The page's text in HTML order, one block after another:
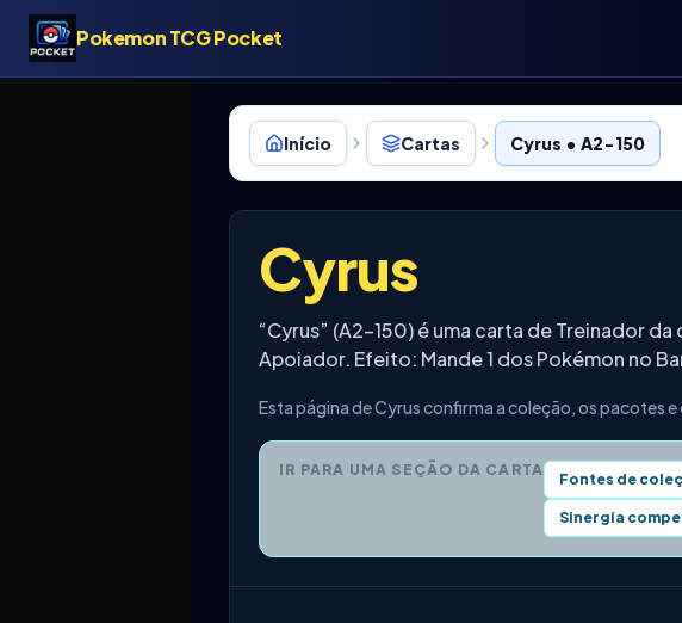
Pokemon TCG Pocket
Início Cartas Cyrus • A2-150
Cyrus
“Cyrus” (A2-150) é uma carta de Treinador
Apoiador. Efeito: Mande 1 dos Pokémon no
Esta página de Cyrus confirma a coleção, os pacotes
IR PARA UMA SEÇÃO DA CARTA
Fontes de
Sinergia